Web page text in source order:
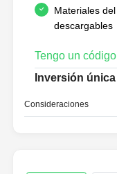
Materiales
descargables
Tengo un
Inversión única
Consideraciones